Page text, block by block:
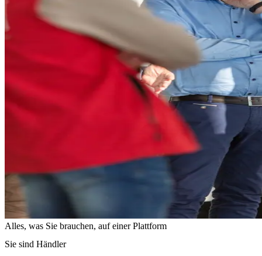
Alles, was Sie brauchen, auf einer Plattform
Sie sind Händler